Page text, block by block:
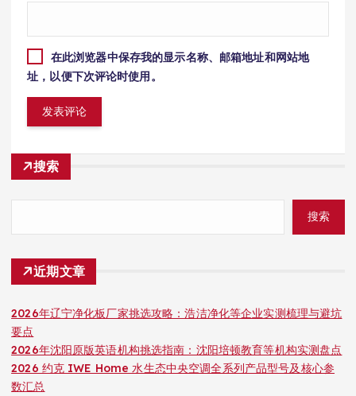
在此浏览器中保存我的显示名称、邮箱地址和网站地
址，以便下次评论时使用。
搜索
搜索
近期文章
2026年辽宁净化板厂家挑选攻略：浩洁净化等企业实测梳理与避坑
要点
2026年沈阳原版英语机构挑选指南：沈阳培顿教育等机构实测盘点
2026 约克 IWE Home 水生态中央空调全系列产品型号及核心参
数汇总